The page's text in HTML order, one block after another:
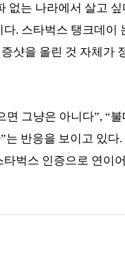
없는 나라에서 살고 싶
다. 스타벅스 탱크데이
샷을 올린 것 자체가
그냥은 아니다”, “불
는 반응을 보이고 있다.
벅스 인증으로 연이